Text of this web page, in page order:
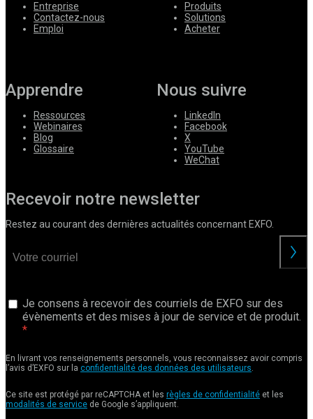
Entreprise
Contactez-nous
Emploi
Produits
Solutions
Acheter
Apprendre
Ressources
Webinaires
Blog
Glossaire
Nous suivre
LinkedIn
Facebook
X
YouTube
WeChat
Recevoir notre newsletter
Restez au courant des dernières actualités concernant EXFO.
Je consens à recevoir des courriels de EXFO sur des
évènements et des mises à jour de service et de produit.
En livrant vos renseignements personnels, vous reconnaissez avoir compris
l’avis d’EXFO sur la confidentialité des données des utilisateurs.
Ce site est protégé par reCAPTCHA et les règles de confidentialité et les
modalités de service de Google s’appliquent.